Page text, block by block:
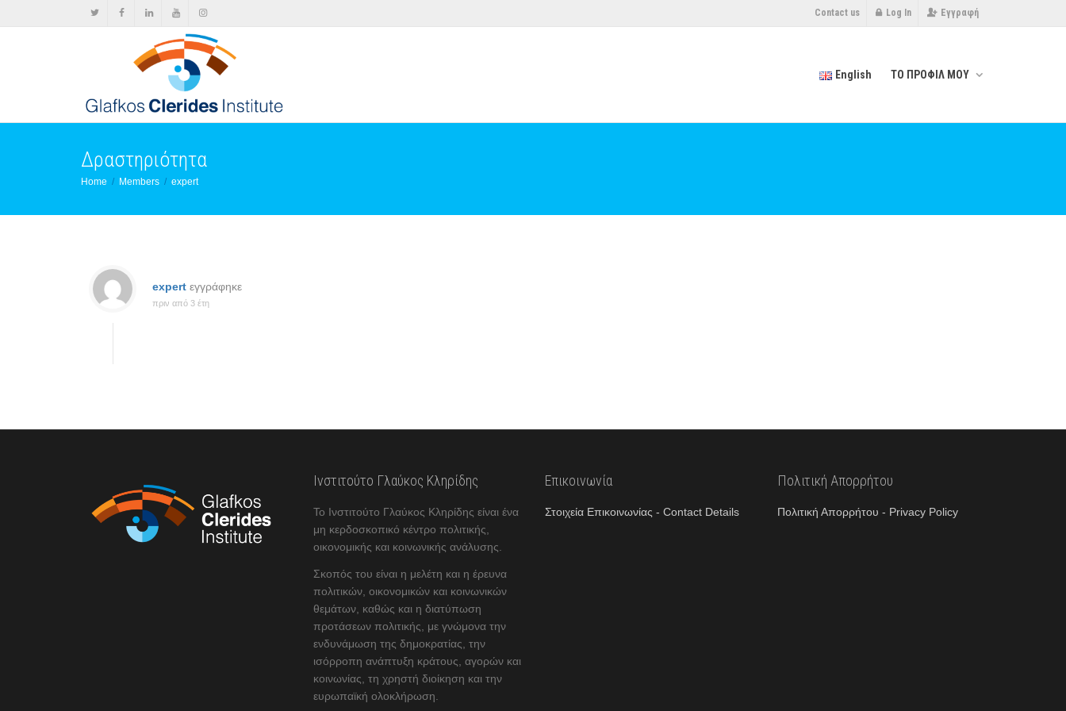
Contact us Log In Εγγραφή
English ΤΟ ΠΡΟΦΙΛ ΜΟΥ
Δραστηριότητα
Home Members expert
expert εγγράφηκε
πριν από 3 έτη
Ινστιτούτο Γλαύκος Κληρίδης
Το Ινστιτούτο Γλαύκος Κληρίδης είναι ένα
μη κερδοσκοπικό κέντρο πολιτικής,
οικονομικής και κοινωνικής ανάλυσης.
Σκοπός του είναι η μελέτη και η έρευνα
πολιτικών, οικονομικών και κοινωνικών
θεμάτων, καθώς και η διατύπωση
προτάσεων πολιτικής, με γνώμονα την
ενδυνάμωση της δημοκρατίας, την
ισόρροπη ανάπτυξη κράτους, αγορών και
κοινωνίας, τη χρηστή διοίκηση και την
ευρωπαϊκή ολοκλήρωση.
Επικοινωνία
Στοιχεία Επικοινωνίας - Contact Details
Πολιτική Απορρήτου
Πολιτική Απορρήτου - Privacy Policy